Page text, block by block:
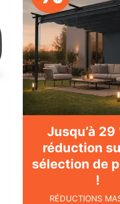
Jusqu’à 29
réduction
sélection de
!
RÉDUCTIONS